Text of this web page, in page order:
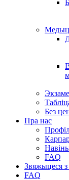
Без
Пра нас
FAQ
Звяжыцеся з
FAQ